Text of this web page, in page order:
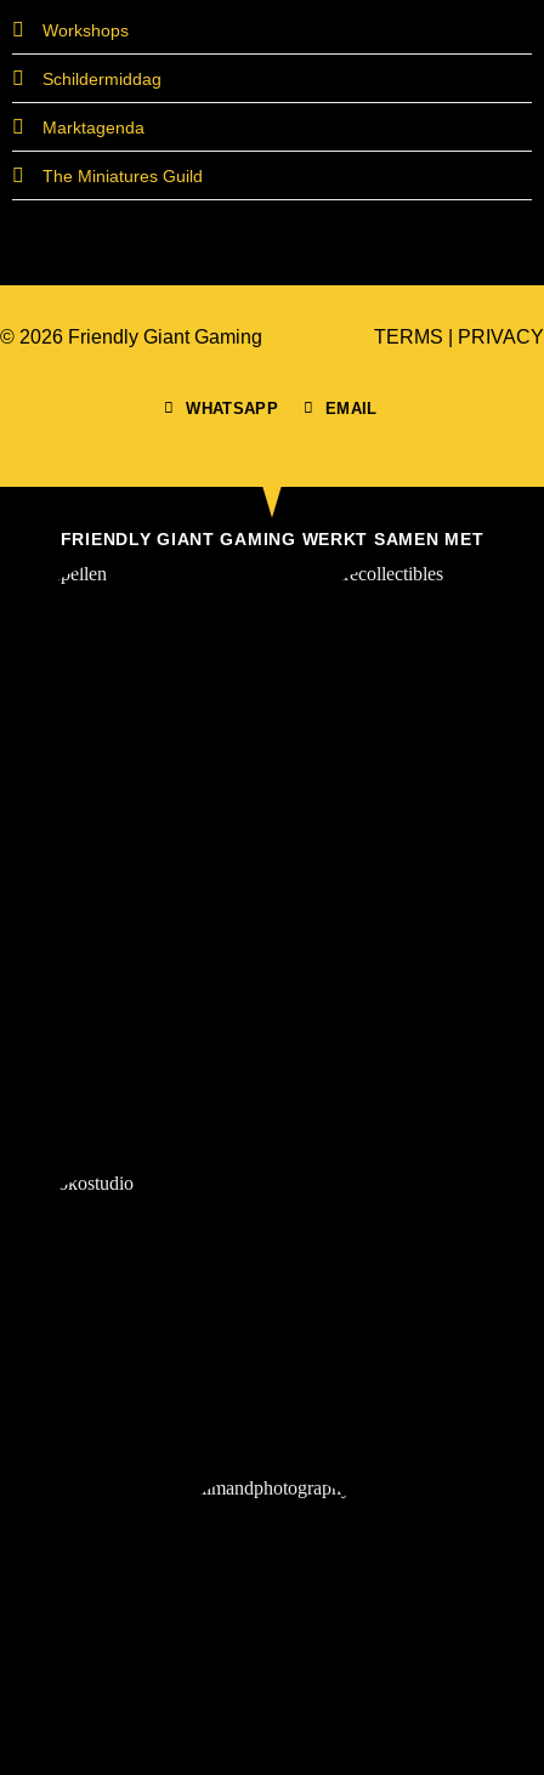
Workshops
Schildermiddag
Marktagenda
The Miniatures Guild
© 2026 Friendly Giant Gaming
WHATSAPP EMAIL
TERMS PRIVACY
FRIENDLY GIANT GAMING WERKT SAMEN MET